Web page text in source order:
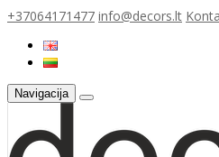
+37064171477 info@decors.lt
Navigacija